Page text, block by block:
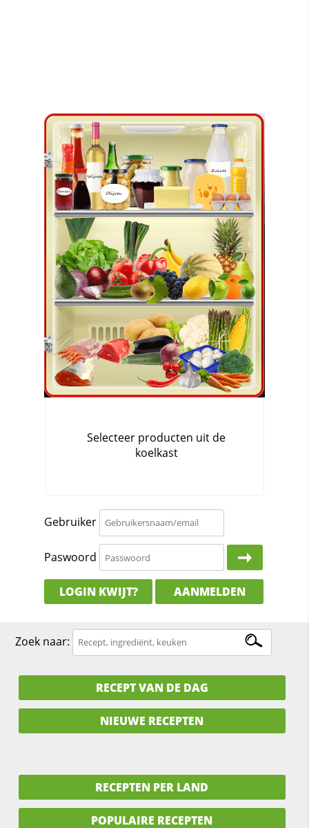
Gebruiker
Paswoord
LOGIN KWIJT? AANMELDEN
Zoek naar:
RECEPT VAN DE DAG
NIEUWE RECEPTEN
RECEPTEN PER LAND
POPULAIRE RECEPTEN